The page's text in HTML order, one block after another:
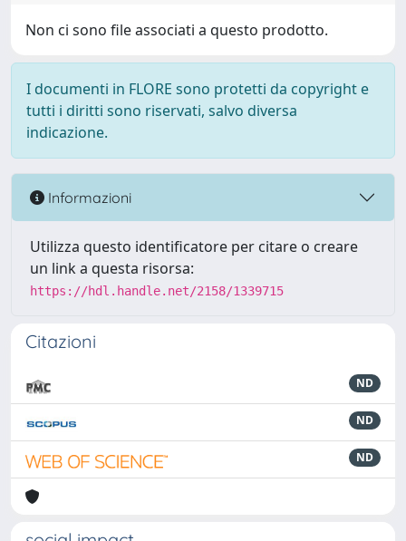
Non ci sono file associati a questo prodotto.
I documenti in FLORE sono protetti da copyright e
tutti i diritti sono riservati, salvo diversa
indicazione.
Informazioni
Utilizza questo identificatore per citare o creare
un link a questa risorsa:
https://hdl.handle.net/2158/1339715
Citazioni
ND
ND
ND